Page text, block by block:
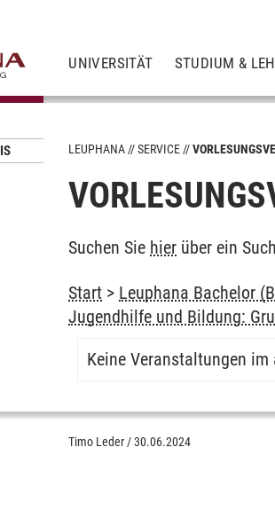
UNIVERSITÄT STUDIUM &
LEUPHANA SERVICE
Suchen Sie hier über ein
Start > Leuphana Bachelor
Jugendhilfe und Bildung:
Keine Veranstaltungen
Timo Leder /30.06.2024